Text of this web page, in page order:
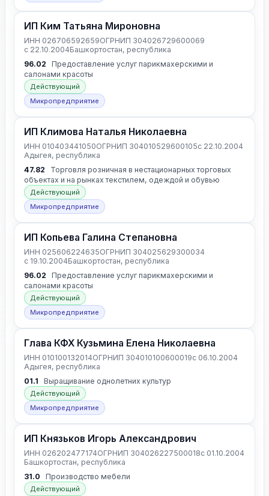
ИП Ким Татьяна Мироновна
ИНН 026706592659ОГРНИП 304026729600069
с 22.10.2004Башкортостан, республика
96.02
Предоставление услуг парикмахерскими и
салонами красоты
Действующий
Микропредприятие
ИП Климова Наталья Николаевна
ИНН 010403441050ОГРНИП 304010529600105с 22.10.2004
Адыгея, республика
47.82
Торговля розничная в нестационарных торговых
объектах и на рынках текстилем, одеждой и обувью
Действующий
Микропредприятие
ИП Копьева Галина Степановна
ИНН 025606224635ОГРНИП 304025629300034
с 19.10.2004Башкортостан, республика
96.02
Предоставление услуг парикмахерскими и
салонами красоты
Действующий
Микропредприятие
Глава КФХ Кузьмина Елена Николаевна
ИНН 010100132014ОГРНИП 304010100600019с 06.10.2004
Адыгея, республика
01.1
Выращивание однолетних культур
Действующий
Микропредприятие
ИП Князьков Игорь Александрович
ИНН 026202477174ОГРНИП 304026227500018с 01.10.2004
Башкортостан, республика
31.0
Производство мебели
Действующий